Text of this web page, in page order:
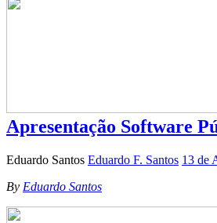
Apresentação Software
Eduardo Santos Eduardo F. Santos 13 de
By Eduardo Santos